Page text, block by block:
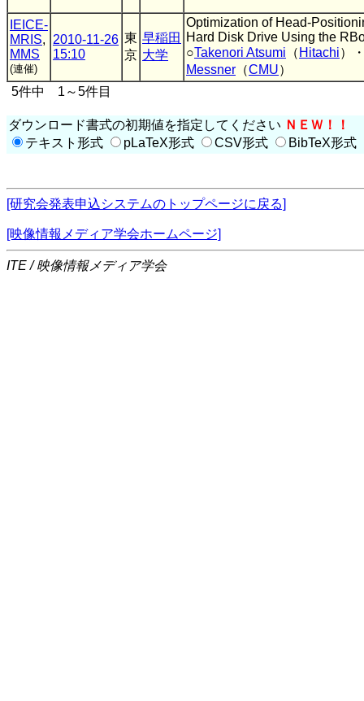
IEICE-
MRIS,
MMS
(連催)
2010-11-26
15:10
東
京
早稲田
大学
Optimization of Head-
Hard Disk Drive Using the
○Takenori Atsumi （ Hitachi）
Messner （CMU）
5件中 1～5件目
ダウンロード書式の初期値を指定してください ＮＥＷ！！
テキスト形式
pLaTeX形式 CSV形式 BibTeX形式
[研究会発表申込システムのトップページに戻る]
[映像情報メディア学会ホームページ]
ITE / 映像情報メディア学会